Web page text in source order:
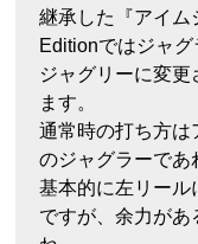
継承した『アイ
Editionではジャ
ジャグリーに変更
ます。
通常時の打ち方は
のジャグラーであ
基本的に左リール
ですが、余力があ